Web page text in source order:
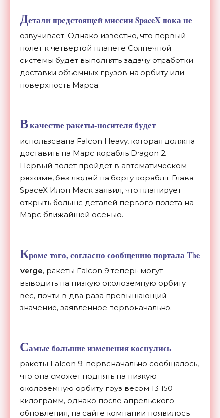
Детали предстоящей миссии SpaceX пока не
озвучивает. Однако известно, что первый
полет к четвертой планете Солнечной
системы будет выполнять задачу отработки
доставки объемных грузов на орбиту или
поверхность Марса.
Вкачестве ракеты-носителя будет
использована Falcon Heavy, которая должна
доставить на Марс корабль Dragon 2.
Первый полет пройдет в автоматическом
режиме, без людей на борту корабля. Глава
SpaceX Илон Маск заявил, что планирует
открыть больше деталей первого полета на
Марс ближайшей осенью.
Кроме того, согласно сообщению порталаThe
Verge, ракеты Falcon 9 теперь могут
выводить на низкую околоземную орбиту
вес, почти в два раза превышающий
значение, заявленное первоначально.
Самые большие изменения коснулись
ракеты Falcon 9: первоначально сообщалось,
что она сможет поднять на низкую
околоземную орбиту груз весом 13 150
килограмм, однако после апрельского
обновления, на сайте компании появилось